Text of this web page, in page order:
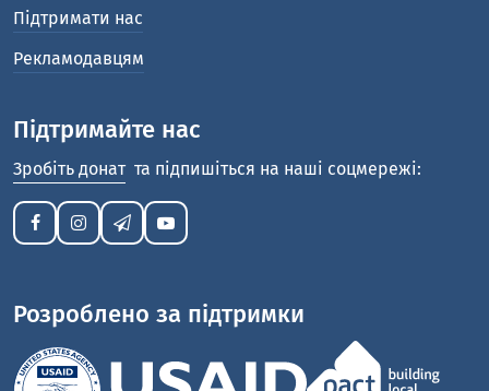
Підтримати нас
Рекламодавцям
Підтримайте нас
Зробіть донат та підпишіться на наші соцмережі:
Розроблено за підтримки